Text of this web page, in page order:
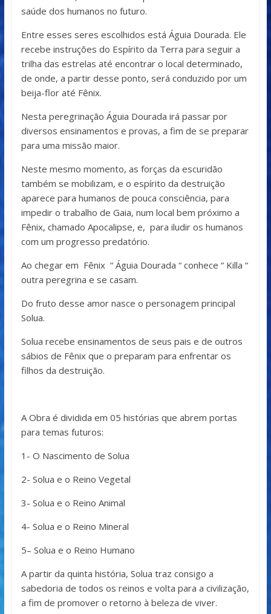
saúde dos humanos no futuro.
Entre esses seres escolhidos está Águia Dourada. Ele
recebe instruções do Espírito da Terra para seguir a
trilha das estrelas até encontrar o local determinado,
de onde, a partir desse ponto, será conduzido por um
beija-flor até Fênix.
Nesta peregrinação Águia Dourada irá passar por
diversos ensinamentos e provas, a fim de se preparar
para uma missão maior.
Neste mesmo momento, as forças da escuridão
também se mobilizam, e o espírito da destruição
aparece para humanos de pouca consciência, para
impedir o trabalho de Gaia, num local bem próximo a
Fênix, chamado Apocalipse, e, para iludir os humanos
com um progresso predatório.
Ao chegar em Fênix “ Águia Dourada “ conhece “ Killa “
outra peregrina e se casam.
Do fruto desse amor nasce o personagem principal
Solua.
Solua recebe ensinamentos de seus pais e de outros
sábios de Fênix que o preparam para enfrentar os
filhos da destruição.
A Obra é dividida em 05 histórias que abrem portas
para temas futuros:
1- O Nascimento de Solua
2- Solua e o Reino Vegetal
3- Solua e o Reino Animal
4- Solua e o Reino Mineral
5– Solua e o Reino Humano
A partir da quinta história, Solua traz consigo a
sabedoria de todos os reinos e volta para a civilização,
a fim de promover o retorno à beleza de viver.